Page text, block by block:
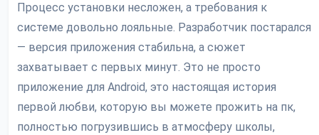
Процесс установки несложен, а требования к
системе довольно лояльные. Разработчик постарался
— версия приложения стабильна, а сюжет
захватывает с первых минут. Это не просто
приложение для Android, это настоящая история
первой любви, которую вы можете прожить на пк,
полностью погрузившись в атмосферу школы,